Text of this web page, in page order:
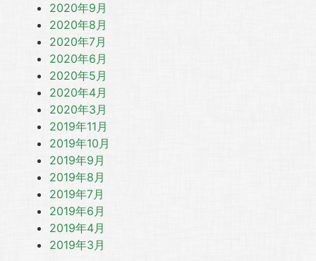
2020年9月
2020年8月
2020年7月
2020年6月
2020年5月
2020年4月
2020年3月
2019年11月
2019年10月
2019年9月
2019年8月
2019年7月
2019年6月
2019年4月
2019年3月